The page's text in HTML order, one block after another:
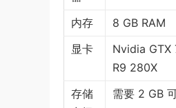
内存
8 GB RAM
显卡
Nvidia GTX
R9 280X
存储
需要 2 GB